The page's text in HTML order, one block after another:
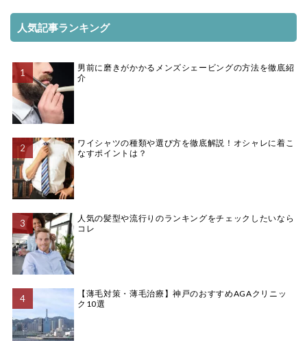
人気記事ランキング
男前に磨きがかかるメンズシェービングの方法を徹底紹
介
ワイシャツの種類や選び方を徹底解説！オシャレに着こ
なすポイントは？
人気の髪型や流行りのランキングをチェックしたいなら
コレ
【薄毛対策・薄毛治療】神戸のおすすめAGAクリニッ
ク10選